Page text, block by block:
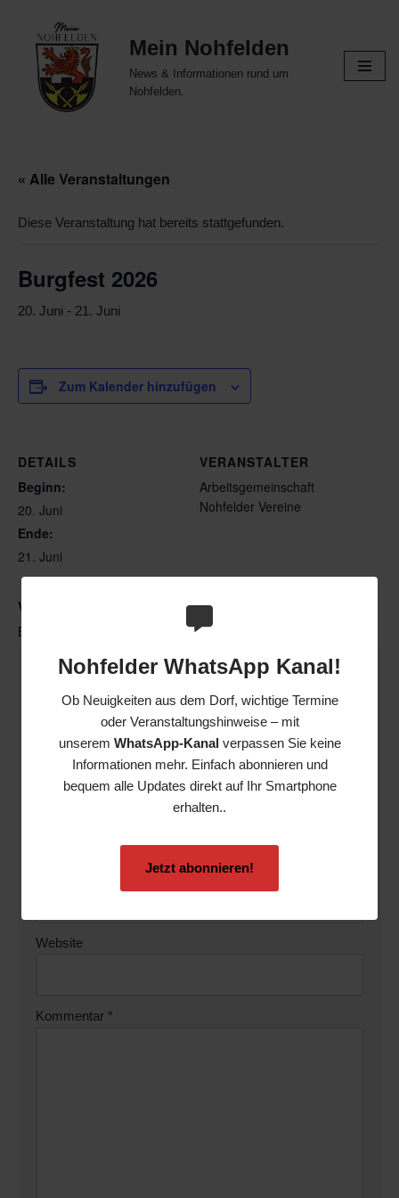
Nohfelder WhatsApp Kanal!
Ob Neuigkeiten aus dem Dorf, wichtige Termine
oder Veranstaltungshinweise – mit
unserem WhatsApp-Kanalverpassen Sie keine
Informationen mehr. Einfach abonnieren und
bequem alle Updates direkt auf Ihr Smartphone
erhalten..
Jetzt abonnieren!
Zum
Inhalt
springen
Mein Nohfelden
News & Informationen rund um
Nohfelden.
« Alle Veranstaltungen
Diese Veranstaltung hat bereits stattgefunden.
Burgfest 2026
20. Juni - 21. Juni
Zum Kalender hinzufügen
DETAILS
Beginn:
20. Juni
Ende:
21. Juni
VERANSTALTER
Arbeitsgemeinschaft
Nohfelder Vereine
VERANSTALTUNGSORT
Burgforum
Schreibe einen Kommentar
Deine E-Mail-Adresse wird nicht veröffentlicht.
Erforderliche Felder sind mit*markiert
Website
Kommentar *